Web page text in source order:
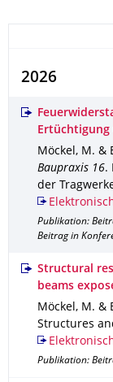
2026
Möckel, M. &
Baupraxis 16.
der
Publikation:
Beitrag in
Structural
beams
Möckel, M. &
Structures
Publikation: